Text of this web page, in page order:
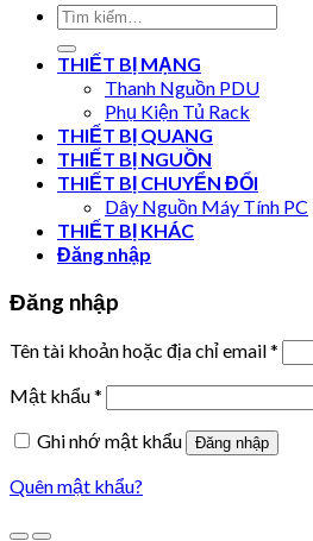
Tìm
kiếm:
THIẾT BỊ MẠNG
Thanh Nguồn PDU
Phụ Kiện Tủ Rack
THIẾT BỊ QUANG
THIẾT BỊ NGUỒN
THIẾT BỊ CHUYỂN ĐỔI
Dây Nguồn Máy Tính PC
THIẾT BỊ KHÁC
Đăng nhập
Đăng nhập
Tên tài khoản hoặc địa chỉ email*
Mật khẩu*
Ghi nhớ mật khẩu
Đăng nhập
Quên mật khẩu?